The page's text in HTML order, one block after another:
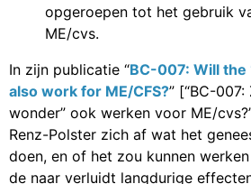
opgeroepen tot het gebruik
ME/cvs.
In zijn publicatie “BC-007: Will the
also work for ME/CFS?” [“BC-
wonder” ook werken voor ME/
Renz-Polster zich af wat het
doen, en of het zou kunnen
de naar verluidt langdurige